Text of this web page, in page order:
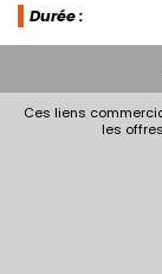
Durée :
Ces liens
les